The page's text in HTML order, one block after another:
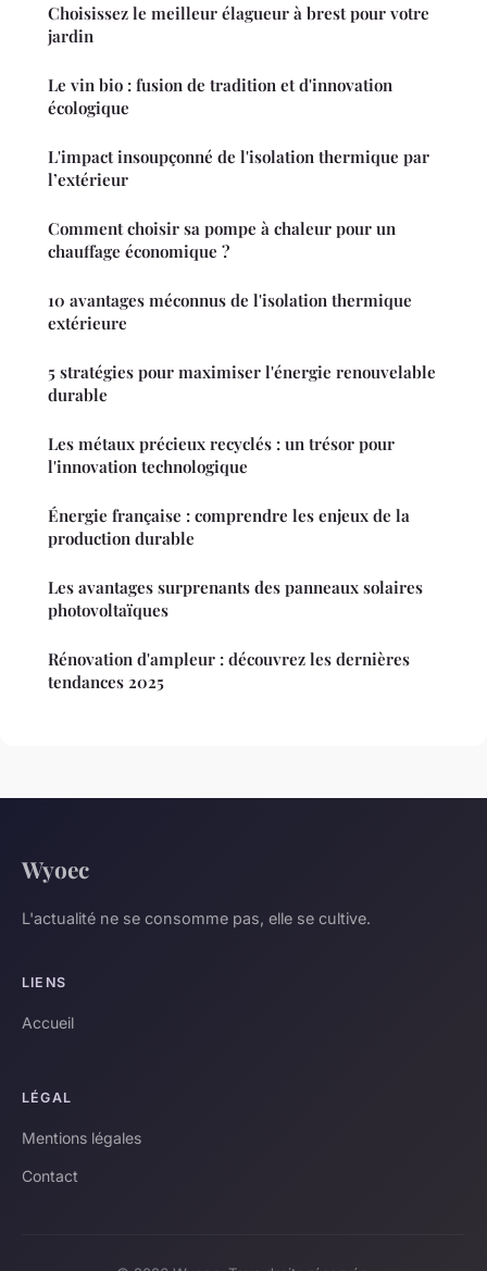
Choisissez le meilleur élagueur à brest pour votre
jardin
Le vin bio : fusion de tradition et d'innovation
écologique
L'impact insoupçonné de l'isolation thermique par
l’extérieur
Comment choisir sa pompe à chaleur pour un
chauffage économique ?
10 avantages méconnus de l'isolation thermique
extérieure
5 stratégies pour maximiser l'énergie renouvelable
durable
Les métaux précieux recyclés : un trésor pour
l'innovation technologique
Énergie française : comprendre les enjeux de la
production durable
Les avantages surprenants des panneaux solaires
photovoltaïques
Rénovation d'ampleur : découvrez les dernières
tendances 2025
Wyoec
L'actualité ne se consomme pas, elle se cultive.
LIENS
Accueil
LÉGAL
Mentions légales
Contact